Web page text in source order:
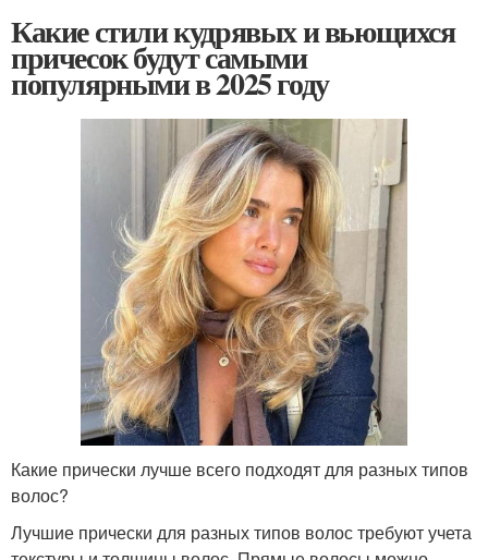
Какие стили кудрявых и вьющихся
причесок будут самыми
популярными в 2025 году
Какие прически лучше всего подходят для разных типов
волос?
Лучшие прически для разных типов волос требуют учета